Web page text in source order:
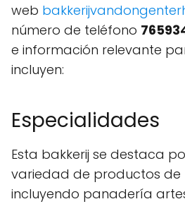
web
número de teléfono
e información relevante
incluyen:
Especialidades
Esta bakkerij se destaca
variedad de productos de
incluyendo panadería